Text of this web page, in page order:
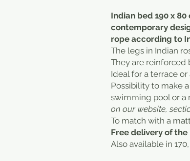
Indian bed 190 x
contemporary
rope according to
The legs in Indian
They are reinforced
Ideal for a terrace
Possibility to make
swimming pool or a
on our website,
To match with a
Free delivery of
Also available in